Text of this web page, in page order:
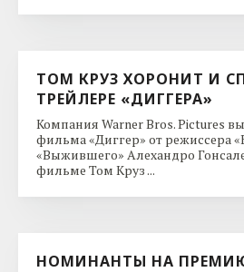
ТОМ КРУЗ ХОРОНИТ И
ТРЕЙЛЕРЕ «ДИГГЕРА»
Компания Warner Bros. Pictures
фильма «Диггер» от режиссера
«Выжившего» Алехандро
фильме Том Круз ...
НОМИНАНТЫ НА